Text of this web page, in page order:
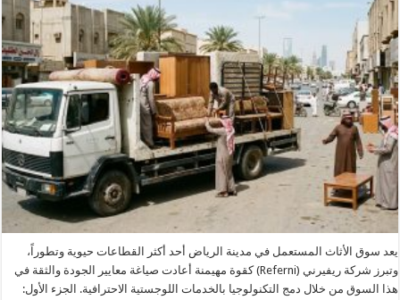
يعد سوق الأثاث المستعمل في مدينة الرياض أحد أكثر القطاعات حيوية وتطوراً،
وتبرز شركة ريفيرني (Referni) كقوة مهيمنة أعادت صياغة معايير الجودة والثقة في
هذا السوق من خلال دمج التكنولوجيا بالخدمات اللوجستية الاحترافية. الجزء الأول: